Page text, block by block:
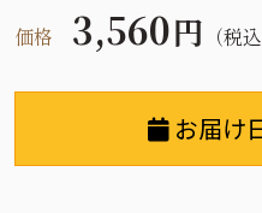
価格 3,560円 （税込
お届け